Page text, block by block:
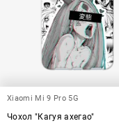
Xiaomi Mi 9 Pro 5G
Чохол "Кагуя ахегао"